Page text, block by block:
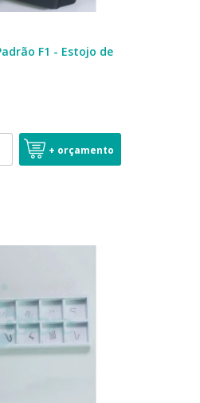
F1 - Estojo de
+ orçamento